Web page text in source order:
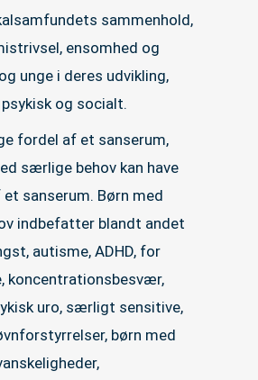
sammenhold,
ensomhed og
unge i deres udvikling,
og socialt.
fordel af et sanserum,
særlige behov kan have
sanserum. Børn med
indbefatter blandt andet
autisme, ADHD, for
koncentrationsbesvær,
uro, særligt sensitive,
børn med